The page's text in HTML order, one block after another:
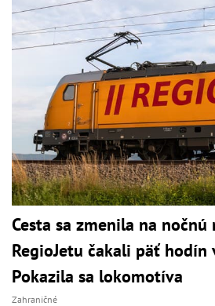
Cesta sa zmenila na
RegioJetu čakali päť hodín
Pokazila sa lokomotíva
Zahraničné